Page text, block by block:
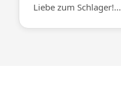
Liebe zum Schlager!...